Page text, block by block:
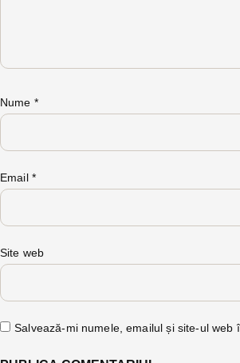
Nume *
Email *
Site web
Salvează-mi numele, emailul și site-ul